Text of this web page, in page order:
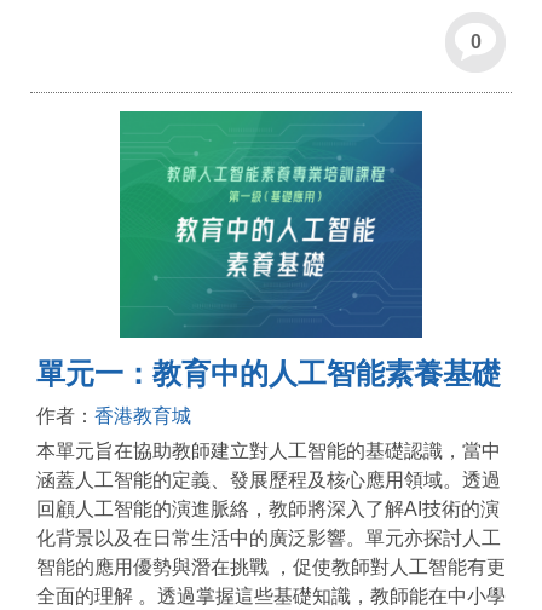
0
單元一：教育中的人工智能素養基礎
作者： 香港教育城
本單元旨在協助教師建立對人工智能的基礎認識，當中
涵蓋人工智能的定義、發展歷程及核心應用領域。透過
回顧人工智能的演進脈絡，教師將深入了解AI技術的演
化背景以及在日常生活中的廣泛影響。單元亦探討人工
智能的應用優勢與潛在挑戰 ，促使教師對人工智能有更
全面的理解 。透過掌握這些基礎知識，教師能在中小學